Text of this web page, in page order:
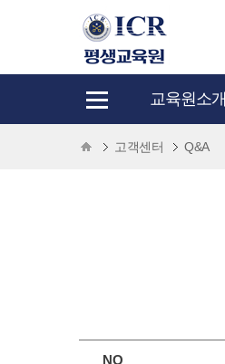
교육원소개
고객센터 Q&A
NO